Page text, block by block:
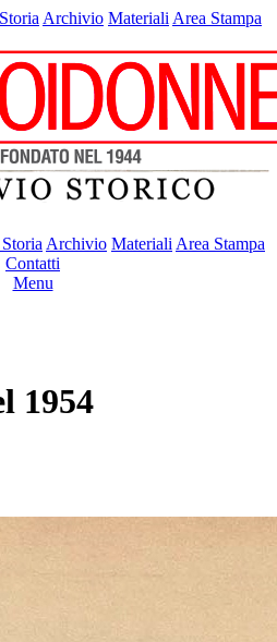
Archivio Materiali Area Stampa
Archivio Materiali Area Stampa
Contatti
Menu
1954